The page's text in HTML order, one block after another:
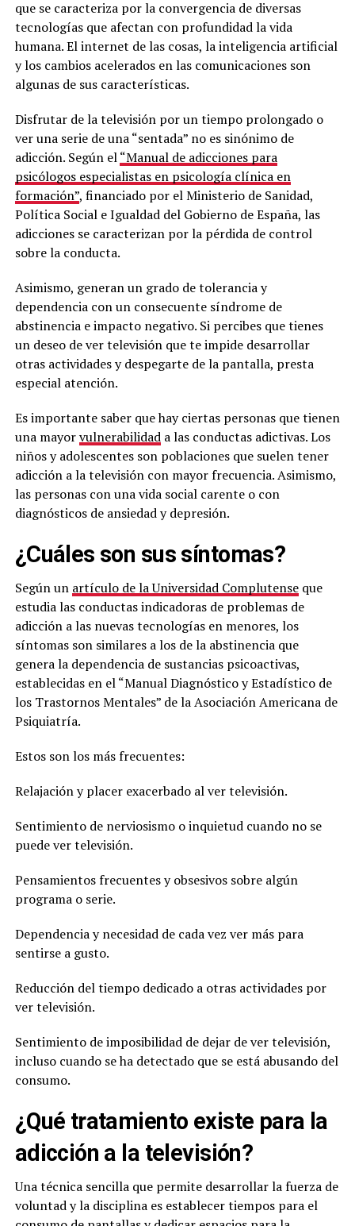
que se caracteriza por la convergencia de diversas
tecnologías que afectan con profundidad la vida
humana. El internet de las cosas, la inteligencia artificial
y los cambios acelerados en las comunicaciones son
algunas de sus características.
Disfrutar de la televisión por un tiempo prolongado o
ver una serie de una “sentada” no es sinónimo de
adicción. Según el“Manual de adicciones para
psicólogos especialistas en psicología clínica en
formación”, financiado por el Ministerio de Sanidad,
Política Social e Igualdad del Gobierno de España, las
adicciones se caracterizan por la pérdida de control
sobre la conducta.
Asimismo, generan un grado de tolerancia y
dependencia con un consecuente síndrome de
abstinencia e impacto negativo. Si percibes que tienes
un deseo de ver televisión que te impide desarrollar
otras actividades y despegarte de la pantalla, presta
especial atención.
Es importante saber que hay ciertas personas que tienen
una mayorvulnerabilidada las conductas adictivas. Los
niños y adolescentes son poblaciones que suelen tener
adicción a la televisión con mayor frecuencia. Asimismo,
las personas con una vida social carente o con
diagnósticos de ansiedad y depresión.
¿Cuáles son sus síntomas?
Según un artículo de la Universidad Complutenseque
estudia las conductas indicadoras de problemas de
adicción a las nuevas tecnologías en menores, los
síntomas son similares a los de la abstinencia que
genera la dependencia de sustancias psicoactivas,
establecidas en el “Manual Diagnóstico y Estadístico de
los Trastornos Mentales” de la Asociación Americana de
Psiquiatría.
Estos son los más frecuentes:
Relajación y placer exacerbado al ver televisión.
Sentimiento de nerviosismo o inquietud cuando no se
puede ver televisión.
Pensamientos frecuentes y obsesivos sobre algún
programa o serie.
Dependencia y necesidad de cada vez ver más para
sentirse a gusto.
Reducción del tiempo dedicado a otras actividades por
ver televisión.
Sentimiento de imposibilidad de dejar de ver televisión,
incluso cuando se ha detectado que se está abusando del
consumo.
¿Qué tratamiento existe para la
adicción a la televisión?
Una técnica sencilla que permite desarrollar la fuerza de
voluntad y la disciplina es establecer tiempos para el